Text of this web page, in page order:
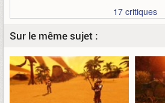
17 critiques
Sur le même sujet :